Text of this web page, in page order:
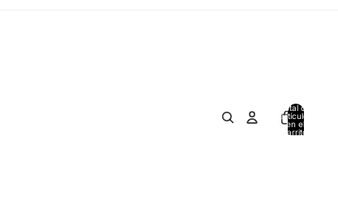
Total de
artículos
en el
carrito: